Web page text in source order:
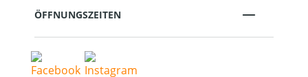
ÖFFNUNGSZEITEN